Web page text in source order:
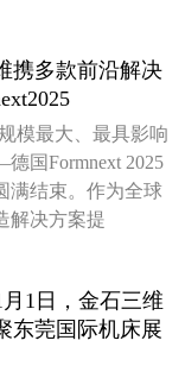
携多款前沿解决
模最大、最具影响
国Formnext 2025
满结束。作为全球
解决方案提
1日，金石三维
东莞国际机床展